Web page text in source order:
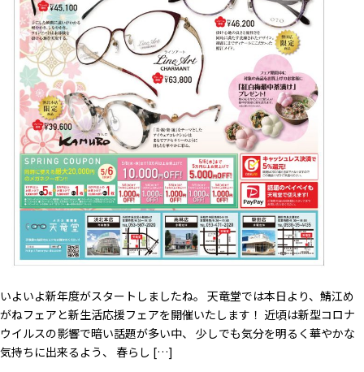
いよいよ新年度がスタートしましたね。 天竜堂では本日より、鯖江め
がねフェアと新生活応援フェアを開催いたします！ 近頃は新型コロナ
ウイルスの影響で暗い話題が多い中、 少しでも気分を明るく華やかな
気持ちに出来るよう、 春らし […]